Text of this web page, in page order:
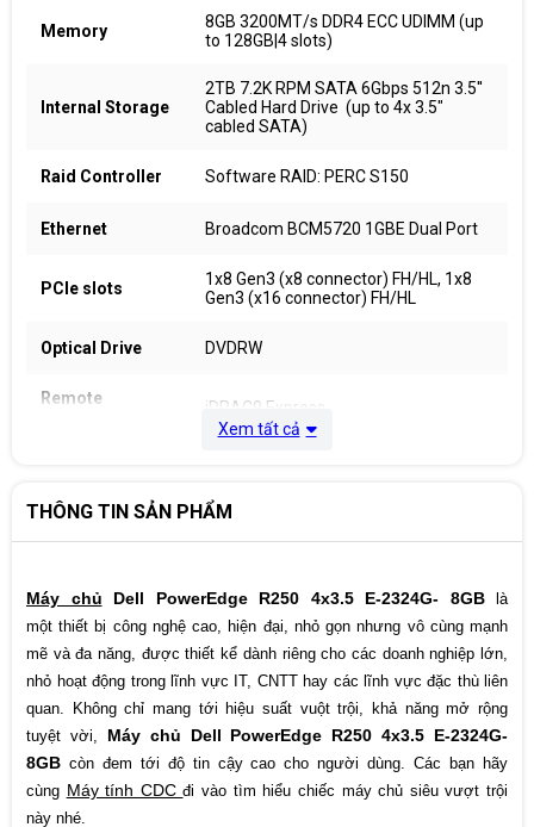
Memory
8GB 3200MT/s DDR4 ECC UDIMM (up
to 128GB|4 slots)
Internal Storage
2TB 7.2K RPM SATA 6Gbps 512n 3.5''
Cabled Hard Drive (up to 4x 3.5"
cabled SATA)
Raid Controller Software RAID: PERC S150
Ethernet Broadcom BCM5720 1GBE Dual Port
PCIe slots
1x8 Gen3 (x8 connector) FH/HL, 1x8
Gen3 (x16 connector) FH/HL
Optical Drive DVDRW
Remote
iDRAC9 Express
Warranty 4yr Prosupport
Country of
manufacture
Malaysia
Xem tất cả
THÔNG TIN SẢN PHẨM
Máy chủ Dell PowerEdge R250 4x3.5 E-2324G- 8GBlà
một thiết bị công nghệ cao, hiện đại, nhỏ gọn nhưng vô cùng mạnh
mẽ và đa năng, được thiết kể dành riêng cho các doanh nghiệp lớn,
nhỏ hoạt động trong lĩnh vực IT, CNTT hay các lĩnh vực đặc thù liên
quan. Không chỉ mang tới hiệu suất vuột trội, khả năng mở rộng
tuyệt vời, Máy chủ Dell PowerEdge R250 4x3.5 E-2324G-
8GB còn đem tới độ tin cậy cao cho người dùng. Các bạn hãy
cùng Máy tính CDCđi vào tìm hiểu chiếc máy chủ siêu vượt trội
này nhé.